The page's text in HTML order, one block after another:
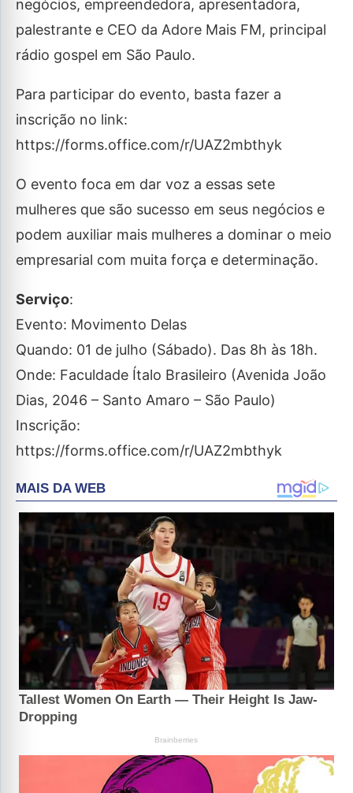
negócios, empreendedora, apresentadora,
palestrante e CEO da Adore Mais FM, principal
rádio gospel em São Paulo.
Para participar do evento, basta fazer a
inscrição no link:
https://forms.office.com/r/UAZ2mbthyk
O evento foca em dar voz a essas sete
mulheres que são sucesso em seus negócios e
podem auxiliar mais mulheres a dominar o meio
empresarial com muita força e determinação.
Serviço:
Evento: Movimento Delas
Quando: 01 de julho (Sábado). Das 8h às 18h.
Onde: Faculdade Ítalo Brasileiro (Avenida João
Dias, 2046 – Santo Amaro – São Paulo)
Inscrição:
https://forms.office.com/r/UAZ2mbthyk